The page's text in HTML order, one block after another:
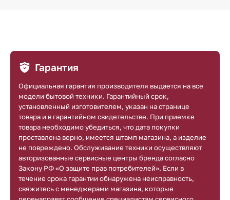
Гарантия
Официальная гарантия производителя выдается на все
модели бытовой техники. Гарантийный срок,
установленный изготовителем, указан на странице
товара и в гарантийном свидетельстве. При приемке
товара необходимо убедиться, что дата покупки
проставлена верно, имеется штамп магазина, а изделие
не повреждено. Обслуживание техники осуществляют
авторизованные сервисные центры бренда согласно
Закону РФ «О защите прав потребителей». Если в
течение срока гарантии обнаружена неисправность,
свяжитесь с менеджерами магазина, которые